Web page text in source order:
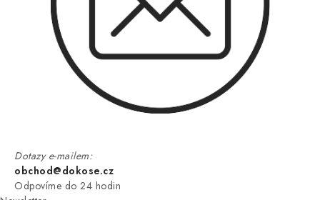
Dotazy e-mailem:
obchod@dokose.cz
Odpovíme do 24 hodin